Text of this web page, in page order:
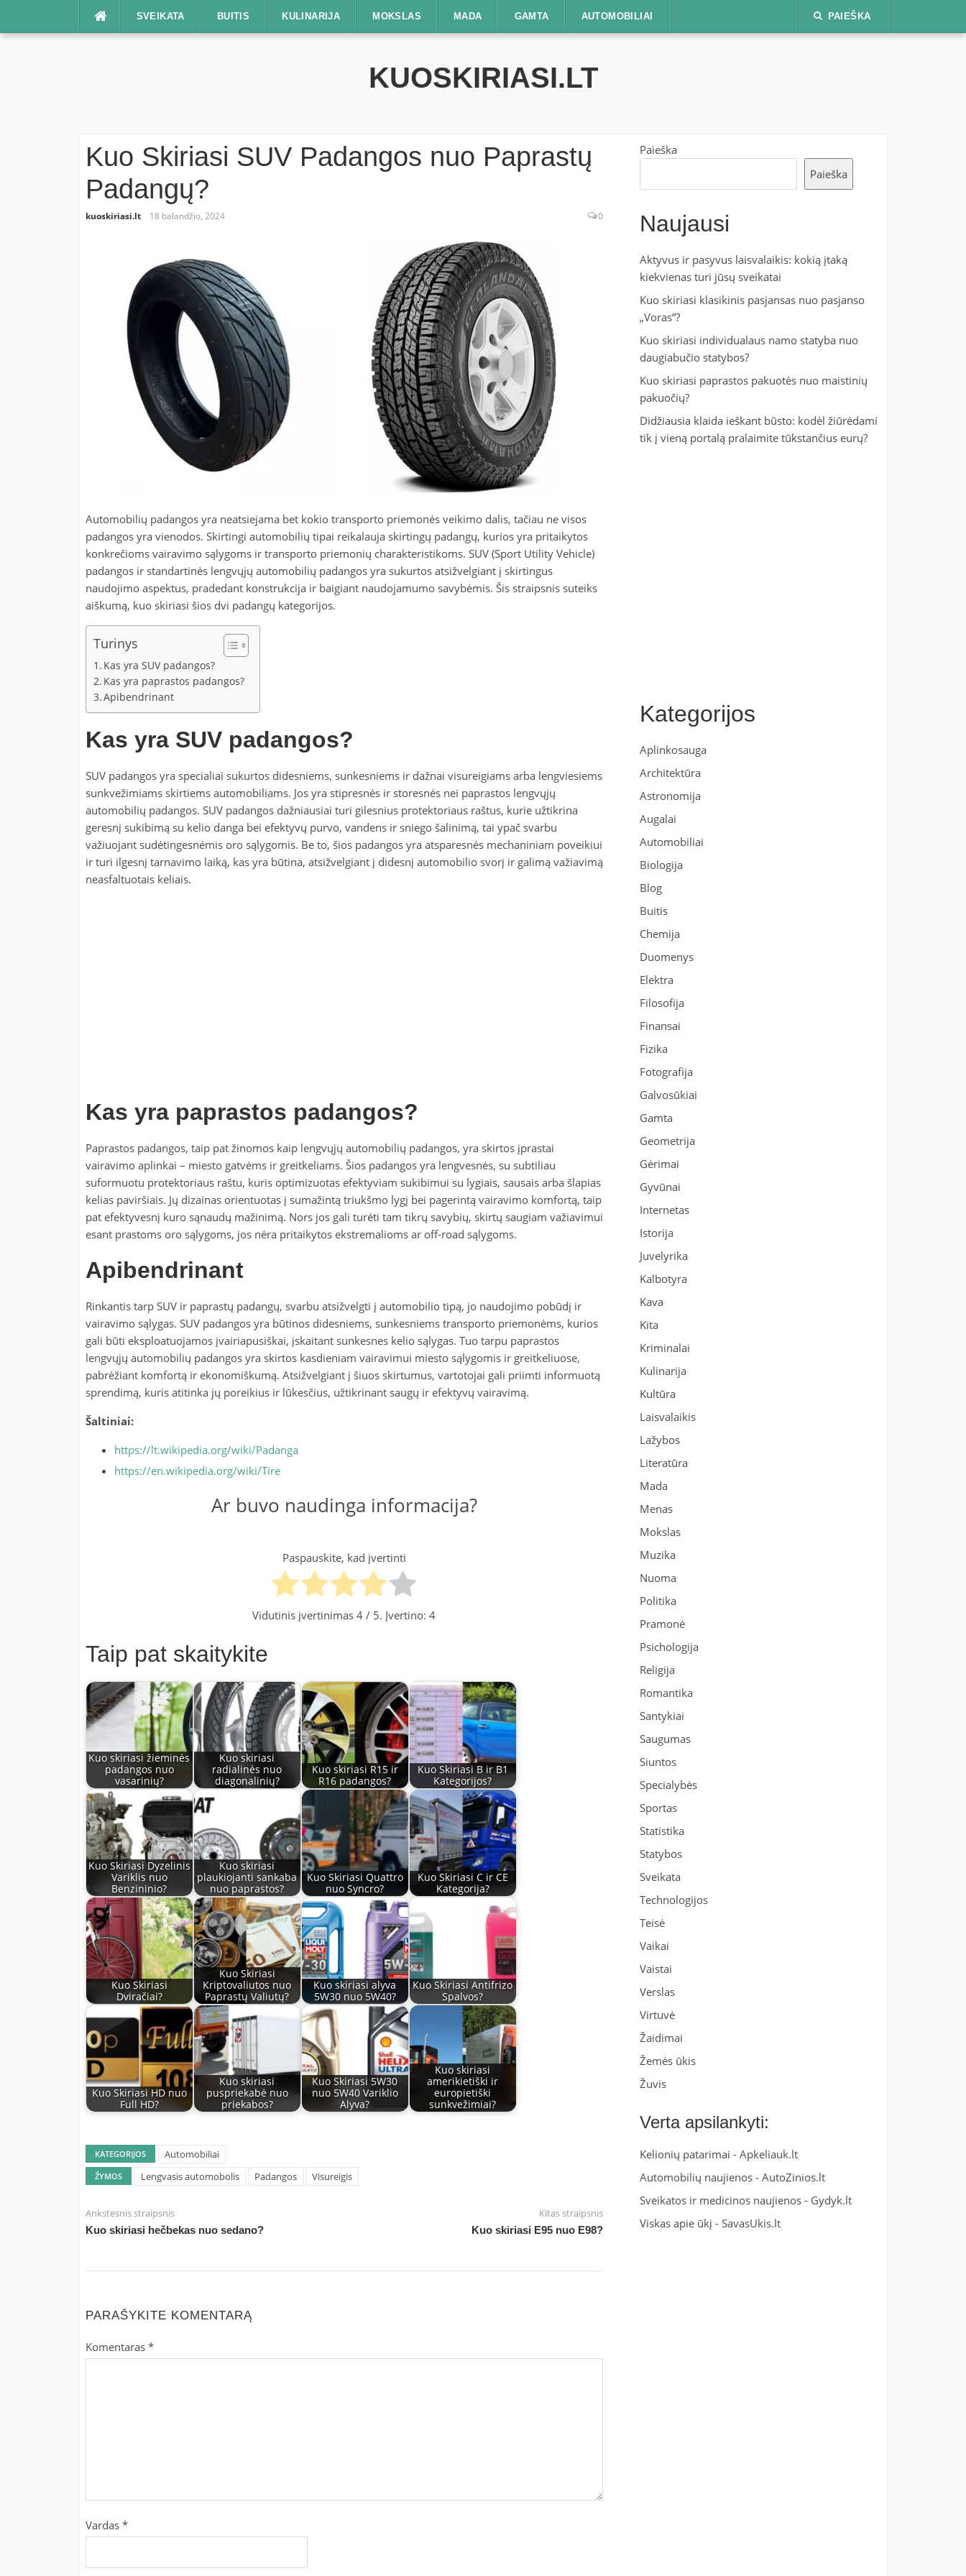
SVEIKATA BUITIS KULINARIJA MOKSLAS MADA GAMTA AUTOMOBILIAI PAIEŠKA
KUOSKIRIASI.LT
Kuo Skiriasi SUV Padangos nuo Paprastų
Padangų?
kuoskiriasi.lt 18 balandžio, 2024 0
Automobilių padangos yra neatsiejama bet kokio transporto priemonės veikimo dalis, tačiau ne visos
padangos yra vienodos. Skirtingi automobilių tipai reikalauja skirtingų padangų, kurios yra pritaikytos
konkrečioms vairavimo sąlygoms ir transporto priemonių charakteristikoms. SUV (Sport Utility Vehicle)
padangos ir standartinės lengvųjų automobilių padangos yra sukurtos atsižvelgiant į skirtingus
naudojimo aspektus, pradedant konstrukcija ir baigiant naudojamumo savybėmis. Šis straipsnis suteiks
aiškumą, kuo skiriasi šios dvi padangų kategorijos.
Turinys
Kas yra SUV padangos?
Kas yra paprastos padangos?
Apibendrinant
Kas yra SUV padangos?
SUV padangos yra specialiai sukurtos didesniems, sunkesniems ir dažnai visureigiams arba lengviesiems
sunkvežimiams skirtiems automobiliams. Jos yra stipresnės ir storesnės nei paprastos lengvųjų
automobilių padangos. SUV padangos dažniausiai turi gilesnius protektoriaus raštus, kurie užtikrina
geresnį sukibimą su kelio danga bei efektyvų purvo, vandens ir sniego šalinimą, tai ypač svarbu
važiuojant sudėtingesnėmis oro sąlygomis. Be to, šios padangos yra atsparesnės mechaniniam poveikiui
ir turi ilgesnį tarnavimo laiką, kas yra būtina, atsižvelgiant į didesnį automobilio svorį ir galimą važiavimą
neasfaltuotais keliais.
Kas yra paprastos padangos?
Paprastos padangos, taip pat žinomos kaip lengvųjų automobilių padangos, yra skirtos įprastai
vairavimo aplinkai – miesto gatvėms ir greitkeliams. Šios padangos yra lengvesnės, su subtiliau
suformuotu protektoriaus raštu, kuris optimizuotas efektyviam sukibimui su lygiais, sausais arba šlapias
kelias paviršiais. Jų dizainas orientuotas į sumažintą triukšmo lygį bei pagerintą vairavimo komfortą, taip
pat efektyvesnį kuro sąnaudų mažinimą. Nors jos gali turėti tam tikrų savybių, skirtų saugiam važiavimui
esant prastoms oro sąlygoms, jos nėra pritaikytos ekstremalioms ar off-road sąlygoms.
Apibendrinant
Rinkantis tarp SUV ir paprastų padangų, svarbu atsižvelgti į automobilio tipą, jo naudojimo pobūdį ir
vairavimo sąlygas. SUV padangos yra būtinos didesniems, sunkesniems transporto priemonėms, kurios
gali būti eksploatuojamos įvairiapusiškai, įskaitant sunkesnes kelio sąlygas. Tuo tarpu paprastos
lengvųjų automobilių padangos yra skirtos kasdieniam vairavimui miesto sąlygomis ir greitkeliuose,
pabrėžiant komfortą ir ekonomiškumą. Atsižvelgiant į šiuos skirtumus, vartotojai gali priimti informuotą
sprendimą, kuris atitinka jų poreikius ir lūkesčius, užtikrinant saugų ir efektyvų vairavimą.
Šaltiniai:
https://lt.wikipedia.org/wiki/Padanga
https://en.wikipedia.org/wiki/Tire
Ar buvo naudinga informacija?
Paspauskite, kad įvertinti
Vidutinis įvertinimas4 / 5. Įvertino:4
Taip pat skaitykite
Kuo skiriasi žieminės
padangos nuo
vasarinių?
Kuo skiriasi
radialinės nuo
diagonalinių?
Kuo skiriasi R15 ir
R16 padangos?
Kuo Skiriasi B ir B1
Kategorijos?
Kuo Skiriasi Dyzelinis
Variklis nuo
Benzininio?
Kuo skiriasi
plaukiojanti sankaba
nuo paprastos?
Kuo Skiriasi Quattro
nuo Syncro?
Kuo Skiriasi C ir CE
Kategorija?
Kuo Skiriasi
Dviračiai?
Kuo Skiriasi
Kriptovaliutos nuo
Paprastų Valiutų?
Kuo skiriasi alyva
5W30 nuo 5W40?
Kuo Skiriasi Antifrizo
Spalvos?
Kuo Skiriasi HD nuo
Full HD?
Kuo skiriasi
puspriekabė nuo
priekabos?
Kuo Skiriasi 5W30
nuo 5W40 Variklio
Alyva?
Kuo skiriasi
amerikietiški ir
europietiški
sunkvežimiai?
KATEGORIJOS Automobiliai
ŽYMOS Lengvasis automobolis Padangos Visureigis
Ankstesnis straipsnis
Kuo skiriasi hečbekas nuo sedano?
Kitas straipsnis
Kuo skiriasi E95 nuo E98?
PARAŠYKITE KOMENTARĄ
Komentaras *
Vardas *
Paieška
Paieška
Naujausi
Aktyvus ir pasyvus laisvalaikis: kokią įtaką
kiekvienas turi jūsų sveikatai
Kuo skiriasi klasikinis pasjansas nuo pasjanso
„Voras“?
Kuo skiriasi individualaus namo statyba nuo
daugiabučio statybos?
Kuo skiriasi paprastos pakuotės nuo maistinių
pakuočių?
Didžiausia klaida ieškant būsto: kodėl žiūrėdami
tik į vieną portalą pralaimite tūkstančius eurų?
Kategorijos
Aplinkosauga
Architektūra
Astronomija
Augalai
Automobiliai
Biologija
Blog
Buitis
Chemija
Duomenys
Elektra
Filosofija
Finansai
Fizika
Fotografija
Galvosūkiai
Gamta
Geometrija
Gėrimai
Gyvūnai
Internetas
Istorija
Juvelyrika
Kalbotyra
Kava
Kita
Kriminalai
Kulinarija
Kultūra
Laisvalaikis
Lažybos
Literatūra
Mada
Menas
Mokslas
Muzika
Nuoma
Politika
Pramonė
Psichologija
Religija
Romantika
Santykiai
Saugumas
Siuntos
Specialybės
Sportas
Statistika
Statybos
Sveikata
Technologijos
Teisė
Vaikai
Vaistai
Verslas
Virtuvė
Žaidimai
Žemės ūkis
Žuvis
Verta apsilankyti:
Kelionių patarimai -Apkeliauk.lt
Automobilių naujienos -AutoZinios.lt
Sveikatos ir medicinos naujienos - Gydyk.lt
Viskas apie ūkį -SavasUkis.lt